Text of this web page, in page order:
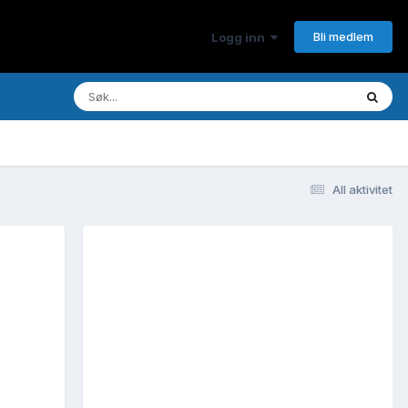
Logg inn Bli medlem
All aktivitet